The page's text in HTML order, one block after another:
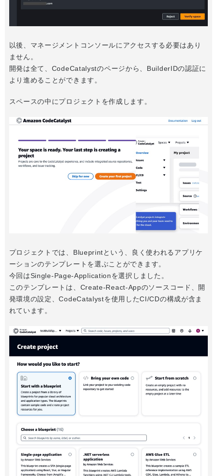
以後、マネージメントコンソールにアクセスする必要はあり
ません。
開発は全て、CodeCatalystのページから、BuilderIDの認証に
より進めることができます。
スペースの中にプロジェクトを作成します。
プロジェクトでは、Blueprintという、良く使われるアプリケ
ーションのテンプレートを選ぶことができます。
今回はSingle-Page-Applicationを選択しました。
このテンプレートは、Create-React-Appのソースコード、開
発環境の設定、CodeCatalystを使用したCI/CDの構成が含ま
れています。